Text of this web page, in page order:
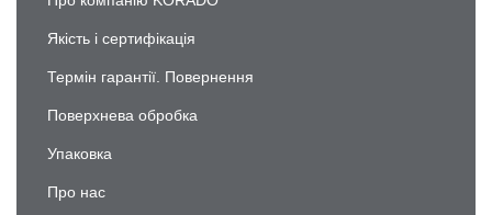
Якість і сертифікація
Термін гарантії. Повернення
Поверхнева обробка
Упаковка
Про нас